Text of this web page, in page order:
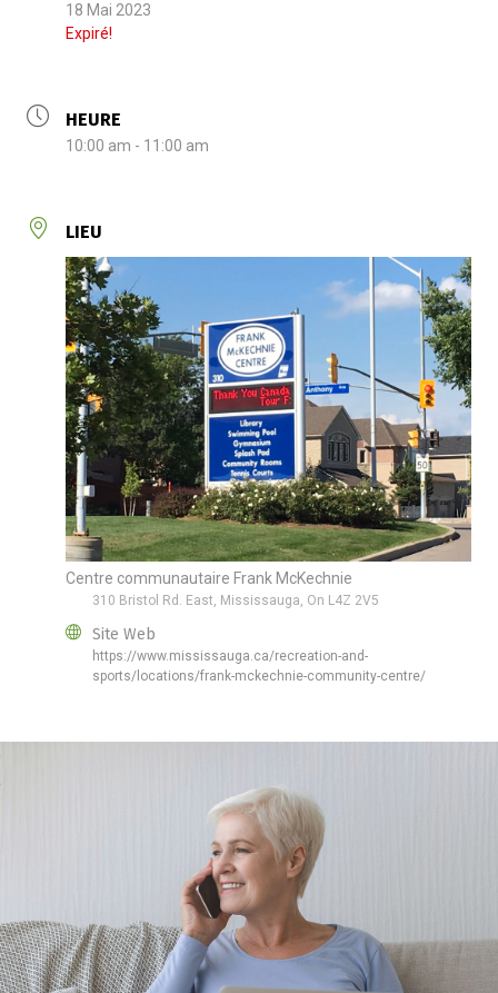
18 Mai 2023
Expiré!
HEURE
10:00 am - 11:00 am
LIEU
Centre communautaire Frank McKechnie
310 Bristol Rd. East, Mississauga, On L4Z 2V5
Site Web
https://www.mississauga.ca/recreation-and-
sports/locations/frank-mckechnie-community-centre/